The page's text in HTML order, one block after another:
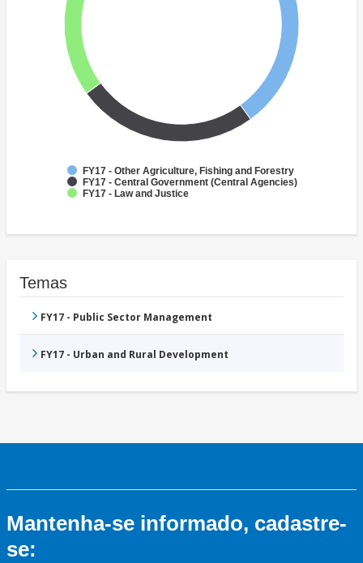
FY17 - Other Agriculture, Fishing and Forestry
FY17 - Central Government (Central Agencies)
FY17 - Law and Justice
Temas
FY17 - Public Sector Management
FY17 - Urban and Rural Development
Mantenha-se informado, cadastre-
se: